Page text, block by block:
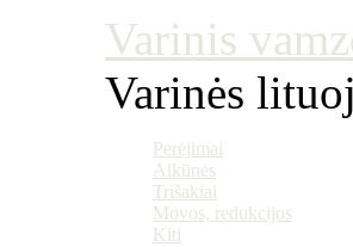
Varinis
Varinės
Perėjimai
Alkūnės
Trišakiai
Movos, redukcijos
Kiti